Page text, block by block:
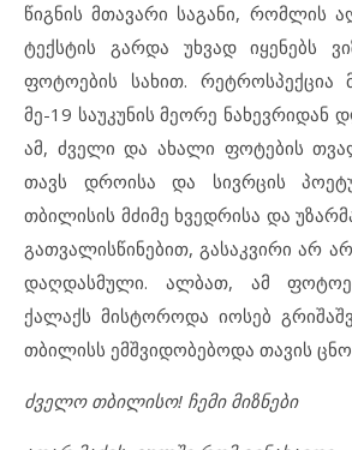
წიგნის მთავარი საგანი, რომლის
ტექსტის გარდა უხვად იყენებს
ფოტოების სახით. რეტროსპექცია
მე-19 საუკუნის მეორე ნახევრიდან
ამ, ძველი და ახალი ფოტების
თავს დროისა და სივრცის
თბილისის მძიმე ხვედრისა და
გათვალისწინებით, გასაკვირი არ
დაღდასმული. ალბათ, ამ
ქალაქს მისტოროდა იოსებ
თბილისს ემშვიდობებოდა თავის
ძველო თბილისო! ჩემი მიზნები